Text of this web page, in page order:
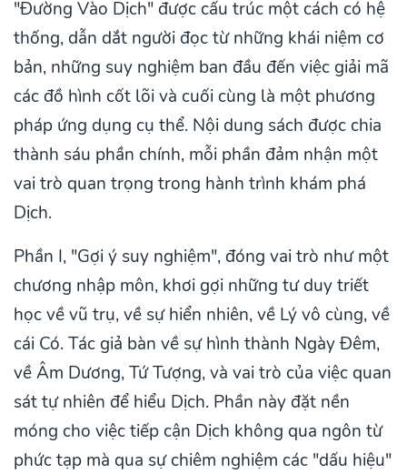
"Đường Vào Dịch" được cấu trúc một cách có hệ
thống, dẫn dắt người đọc từ những khái niệm cơ
bản, những suy nghiệm ban đầu đến việc giải mã
các đồ hình cốt lõi và cuối cùng là một phương
pháp ứng dụng cụ thể. Nội dung sách được chia
thành sáu phần chính, mỗi phần đảm nhận một
vai trò quan trọng trong hành trình khám phá
Dịch.
Phần I, "Gợi ý suy nghiệm", đóng vai trò như một
chương nhập môn, khơi gợi những tư duy triết
học về vũ trụ, về sự hiển nhiên, về Lý vô cùng, về
cái Có. Tác giả bàn về sự hình thành Ngày Đêm,
về Âm Dương, Tứ Tượng, và vai trò của việc quan
sát tự nhiên để hiểu Dịch. Phần này đặt nền
móng cho việc tiếp cận Dịch không qua ngôn từ
phức tạp mà qua sự chiêm nghiệm các "dấu hiệu"